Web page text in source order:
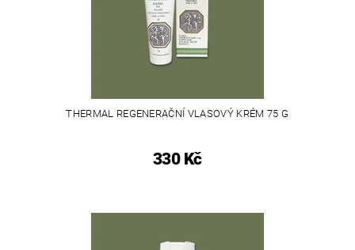
THERMAL REGENERAČNÍ VLASOVÝ KRÉM 75 G
330 Kč